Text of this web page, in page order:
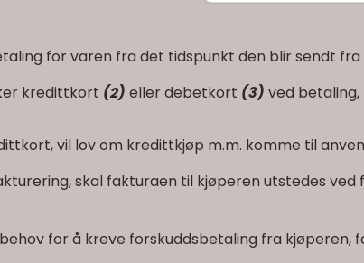
for varen fra det tidspunkt den blir sendt
kredittkort (2) eller debetkort (3) ved
vil lov om kredittkjøp m.m. komme til
skal fakturaen til kjøperen utstedes
for å kreve forskuddsbetaling fra kjøperen,